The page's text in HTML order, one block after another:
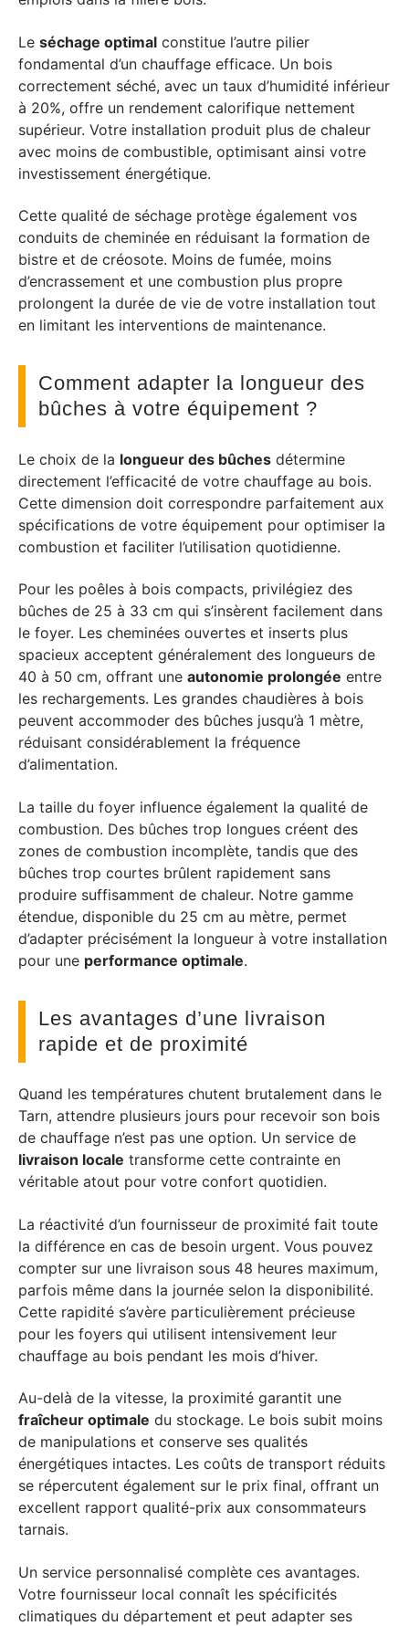
Le séchage optimal constitue l’autre pilier
fondamental d’un chauffage efficace. Un bois
correctement séché, avec un taux d’humidité inférieur
à 20%, offre un rendement calorifique nettement
supérieur. Votre installation produit plus de chaleur
avec moins de combustible, optimisant ainsi votre
investissement énergétique.
Cette qualité de séchage protège également vos
conduits de cheminée en réduisant la formation de
bistre et de créosote. Moins de fumée, moins
d’encrassement et une combustion plus propre
prolongent la durée de vie de votre installation tout
en limitant les interventions de maintenance.
Comment adapter la longueur des
bûches à votre équipement ?
Le choix de la longueur des bûches détermine
directement l’efficacité de votre chauffage au bois.
Cette dimension doit correspondre parfaitement aux
spécifications de votre équipement pour optimiser la
combustion et faciliter l’utilisation quotidienne.
Pour les poêles à bois compacts, privilégiez des
bûches de 25 à 33 cm qui s’insèrent facilement dans
le foyer. Les cheminées ouvertes et inserts plus
spacieux acceptent généralement des longueurs de
40 à 50 cm, offrant une autonomie prolongée entre
les rechargements. Les grandes chaudières à bois
peuvent accommoder des bûches jusqu’à 1 mètre,
réduisant considérablement la fréquence
d’alimentation.
La taille du foyer influence également la qualité de
combustion. Des bûches trop longues créent des
zones de combustion incomplète, tandis que des
bûches trop courtes brûlent rapidement sans
produire suffisamment de chaleur. Notre gamme
étendue, disponible du 25 cm au mètre, permet
d’adapter précisément la longueur à votre installation
pour une performance optimale.
Les avantages d’une livraison
rapide et de proximité
Quand les températures chutent brutalement dans le
Tarn, attendre plusieurs jours pour recevoir son bois
de chauffage n’est pas une option. Un service de
livraison locale transforme cette contrainte en
véritable atout pour votre confort quotidien.
La réactivité d’un fournisseur de proximité fait toute
la différence en cas de besoin urgent. Vous pouvez
compter sur une livraison sous 48 heures maximum,
parfois même dans la journée selon la disponibilité.
Cette rapidité s’avère particulièrement précieuse
pour les foyers qui utilisent intensivement leur
chauffage au bois pendant les mois d’hiver.
Au-delà de la vitesse, la proximité garantit une
fraîcheur optimale du stockage. Le bois subit moins
de manipulations et conserve ses qualités
énergétiques intactes. Les coûts de transport réduits
se répercutent également sur le prix final, offrant un
excellent rapport qualité-prix aux consommateurs
tarnais.
Un service personnalisé complète ces avantages.
Votre fournisseur local connaît les spécificités
climatiques du département et peut adapter ses